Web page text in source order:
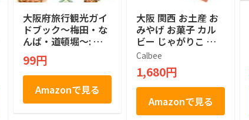
大阪府旅行観光ガイ
ドブック〜梅田・な
んば・道頓堀〜: 観
光スポットだけじゃ
ない！大阪グルメか
らお土産まで大阪の
魅力満載 大阪観光ガ
イドブック
99円
Amazonで見る
大阪 関西 お土産 お
みやげ お菓子 カル
ビー じゃがりこ た
こ焼き味 ソースマヨ
風味 ８袋入
Calbee
1,680円
Amazonで見る